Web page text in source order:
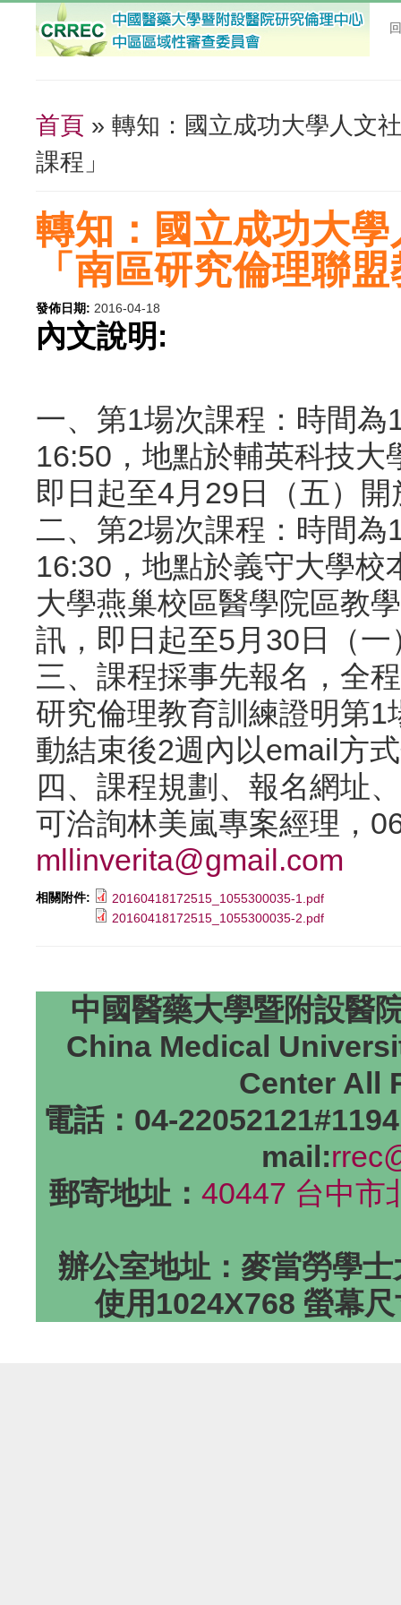
您在這裡
首頁 » 轉知：國立成功大學人文
課程」
轉知：國立成功大
「南區研究倫理聯
發佈日期: 2016-04-18
內文說明:
一、第1場次課程：時間
16:50，地點於輔英科技
即日起至4月29日（五）
二、第2場次課程：時間
16:30，地點於義守大學
大學燕巢校區醫學院區教
訊，即日起至5月30日（
三、課程採事先報名，全
研究倫理教育訓練證明第
動結束後2週內以email方
四、課程規劃、報名網址
可洽詢林美嵐專案經理，
mllinverita@gmail.com
相關附件:
20160418172515_1055300035-1.pdf
20160418172515_1055300035-2.pdf
中國醫藥大學暨附設醫
China Medical
Center All
電話：04-
mail:
郵寄地址：40447 台中市
辦公室地址：麥當勞學
使用1024X768 螢幕